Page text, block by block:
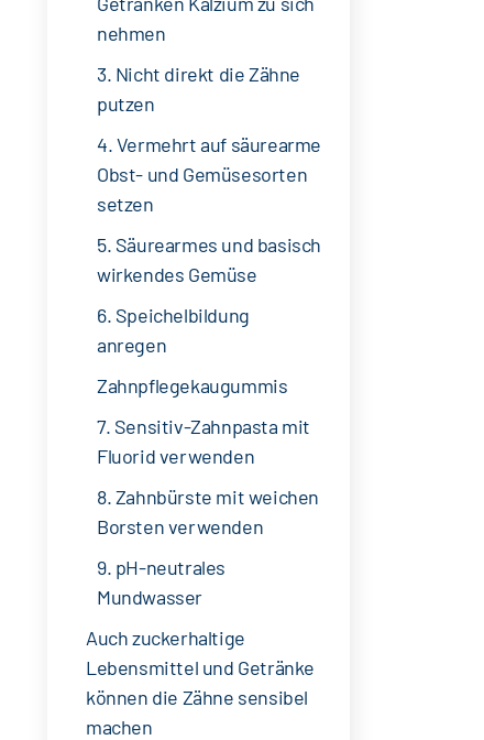
nehmen
3. Nicht direkt die Zähne
putzen
4. Vermehrt auf säurearme
Obst- und Gemüsesorten
setzen
5. Säurearmes und basisch
wirkendes Gemüse
6. Speichelbildung
anregen
Zahnpflegekaugummis
7. Sensitiv-Zahnpasta mit
Fluorid verwenden
8. Zahnbürste mit weichen
Borsten verwenden
9. pH-neutrales
Mundwasser
Auch zuckerhaltige
Lebensmittel und Getränke
können die Zähne sensibel
machen